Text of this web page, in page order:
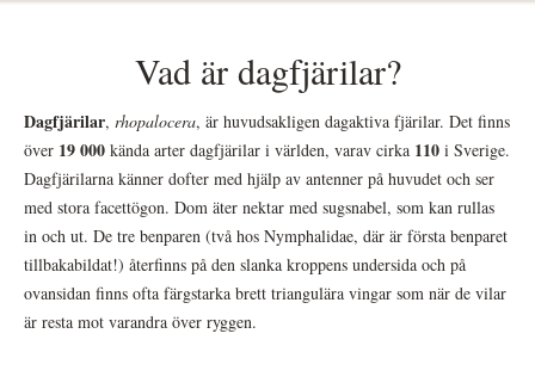
Vad är dagfjärilar?
Dagfjärilar, rhopalocera, är huvudsakligen dagaktiva fjärilar. Det finns
över 19 000 kända arter dagfjärilar i världen, varav cirka 110 i Sverige.
Dagfjärilarna känner dofter med hjälp av antenner på huvudet och ser
med stora facettögon. Dom äter nektar med sugsnabel, som kan rullas
in och ut. De tre benparen (två hos Nymphalidae, där är första benparet
tillbakabildat!) återfinns på den slanka kroppens undersida och på
ovansidan finns ofta färgstarka brett triangulära vingar som när de vilar
är resta mot varandra över ryggen.